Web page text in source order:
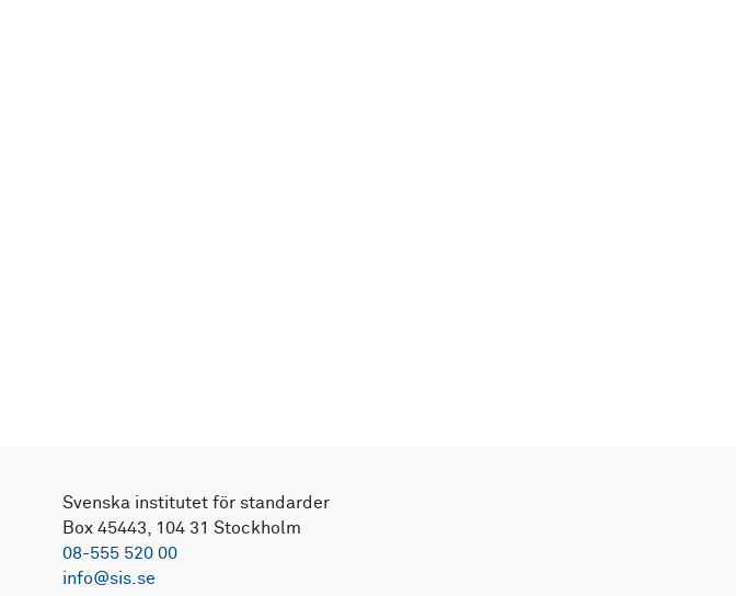
Svenska institutet för standarder
Box 45443, 104 31 Stockholm
08-555 520 00
info@sis.se